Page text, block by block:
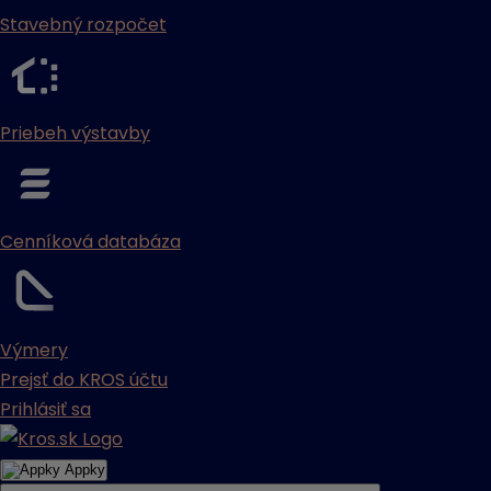
Stavebný rozpočet
Priebeh výstavby
Cenníková databáza
Výmery
Prejsť do KROS účtu
Prihlásiť sa
Appky